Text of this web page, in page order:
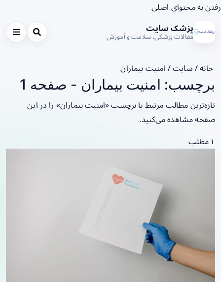
رفتن به محتوای اصلی
پزشک سایت
مقالات پزشکی، سلامت و آموزش
خانه/ سایت/ امنیت بیماران
برچسب: امنیت بیماران - صفحه 1
تازه‌ترین مطالب مرتبط با برچسب «امنیت بیماران» را در این
صفحه مشاهده می‌کنید.
۱ مطلب